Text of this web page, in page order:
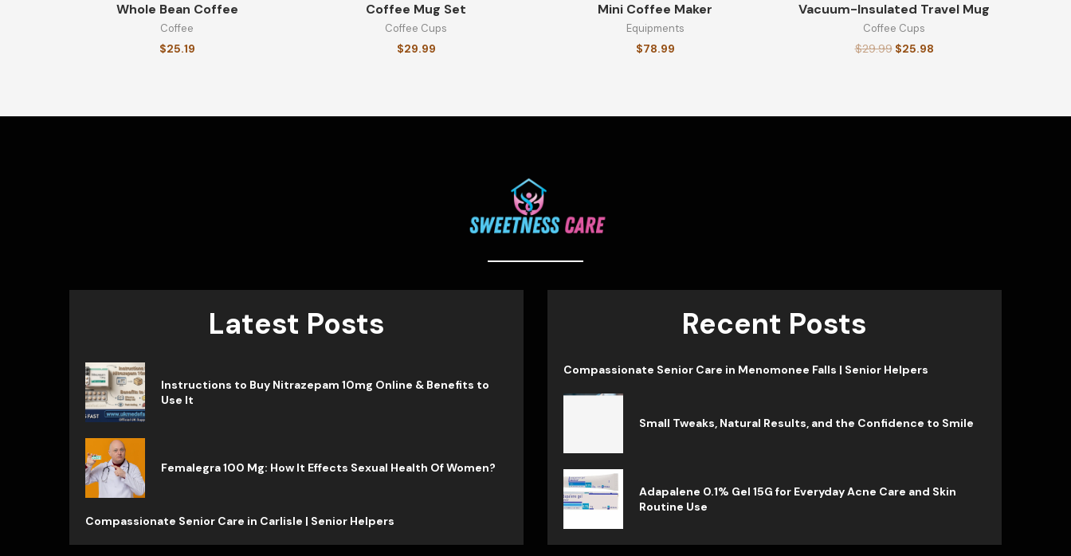
Whole Bean Coffee
Coffee
$25.19
Coffee Mug Set
Coffee Cups
$29.99
Mini Coffee Maker
Equipments
$78.99
Vacuum-Insulated Travel Mug
Coffee Cups
$29.99 $25.98
Latest Posts
Instructions to Buy Nitrazepam 10mg Online & Benefits to
Use It
Femalegra 100 Mg: How It Effects Sexual Health Of Women?
Compassionate Senior Care in Carlisle | Senior Helpers
Recent Posts
Compassionate Senior Care in Menomonee Falls | Senior Helpers
Small Tweaks, Natural Results, and the Confidence to Smile
Adapalene 0.1% Gel 15G for Everyday Acne Care and Skin
Routine Use